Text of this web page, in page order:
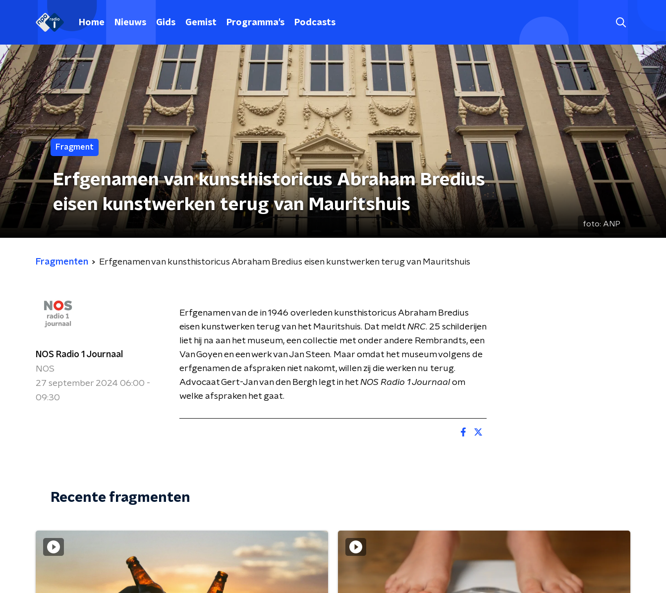
Home Nieuws Gids Gemist Programma's Podcasts
Fragment
Erfgenamen van kunsthistoricus Abraham Bredius
eisen kunstwerken terug van Mauritshuis
foto: ANP
Fragmenten Erfgenamen van kunsthistoricus Abraham Bredius eisen kunstwerken terug van Mauritshuis
NOS Radio 1 Journaal
NOS
27 september 2024 06:00 -
09:30
Erfgenamen van de in 1946 overleden kunsthistoricus Abraham Bredius
eisen kunstwerken terug van het Mauritshuis. Dat meldt NRC. 25 schilderijen
liet hij na aan het museum, een collectie met onder andere Rembrandts, een
Van Goyen en een werk van Jan Steen. Maar omdat het museum volgens de
erfgenamen de afspraken niet nakomt, willen zij die werken nu terug.
Advocaat Gert-Jan van den Bergh legt in het NOS Radio 1 Journaalom
welke afspraken het gaat.
Recente fragmenten